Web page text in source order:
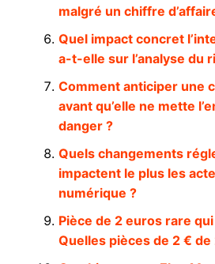
malgré un chiffre
Quel impact concret
a-t-elle sur l’analyse du
Comment anticiper une
avant qu’elle ne mette
danger ?
Quels changements
impactent le plus les
numérique ?
Pièce de 2 euros rare
Quelles pièces de 2 €